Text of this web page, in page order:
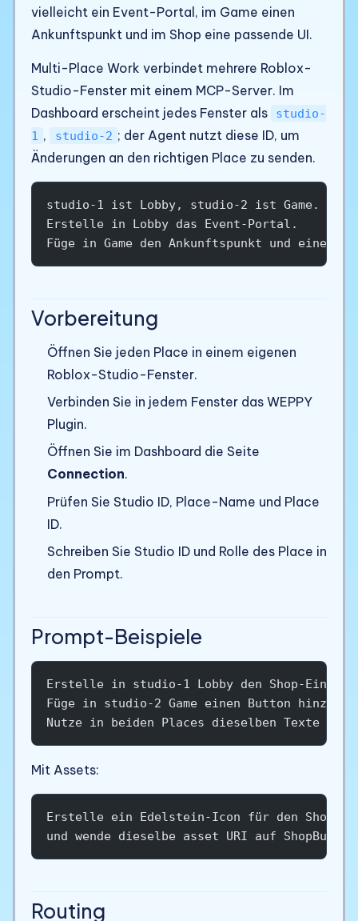
vielleicht ein Event-Portal, im Game einen
Ankunftspunkt und im Shop eine passende UI.
Multi-Place Work verbindet mehrere Roblox-
Studio-Fenster mit einem MCP-Server. Im
Dashboard erscheint jedes Fenster als
studio-
1 , studio-2 ; der Agent nutzt diese ID, um
Änderungen an den richtigen Place zu senden.
studio-1 ist Lobby, studio-2 ist Game.
Erstelle in Lobby das Event-Portal.
Füge in Game den Ankunftspunkt und eine
Vorbereitung
Öffnen Sie jeden Place in einem eigenen
Roblox-Studio-Fenster.
Verbinden Sie in jedem Fenster das WEPPY
Plugin.
Öffnen Sie im Dashboard die Seite
Connection.
Prüfen Sie Studio ID, Place-Name und Place
ID.
Schreiben Sie Studio ID und Rolle des Place in
den Prompt.
Prompt-Beispiele
Erstelle in studio-1 Lobby den Shop-
Füge in studio-2 Game einen Button hinzu,
Nutze in beiden Places dieselben Texte und
Mit Assets:
Erstelle ein Edelstein-Icon für den Shop,
und wende dieselbe asset URI auf
Routing